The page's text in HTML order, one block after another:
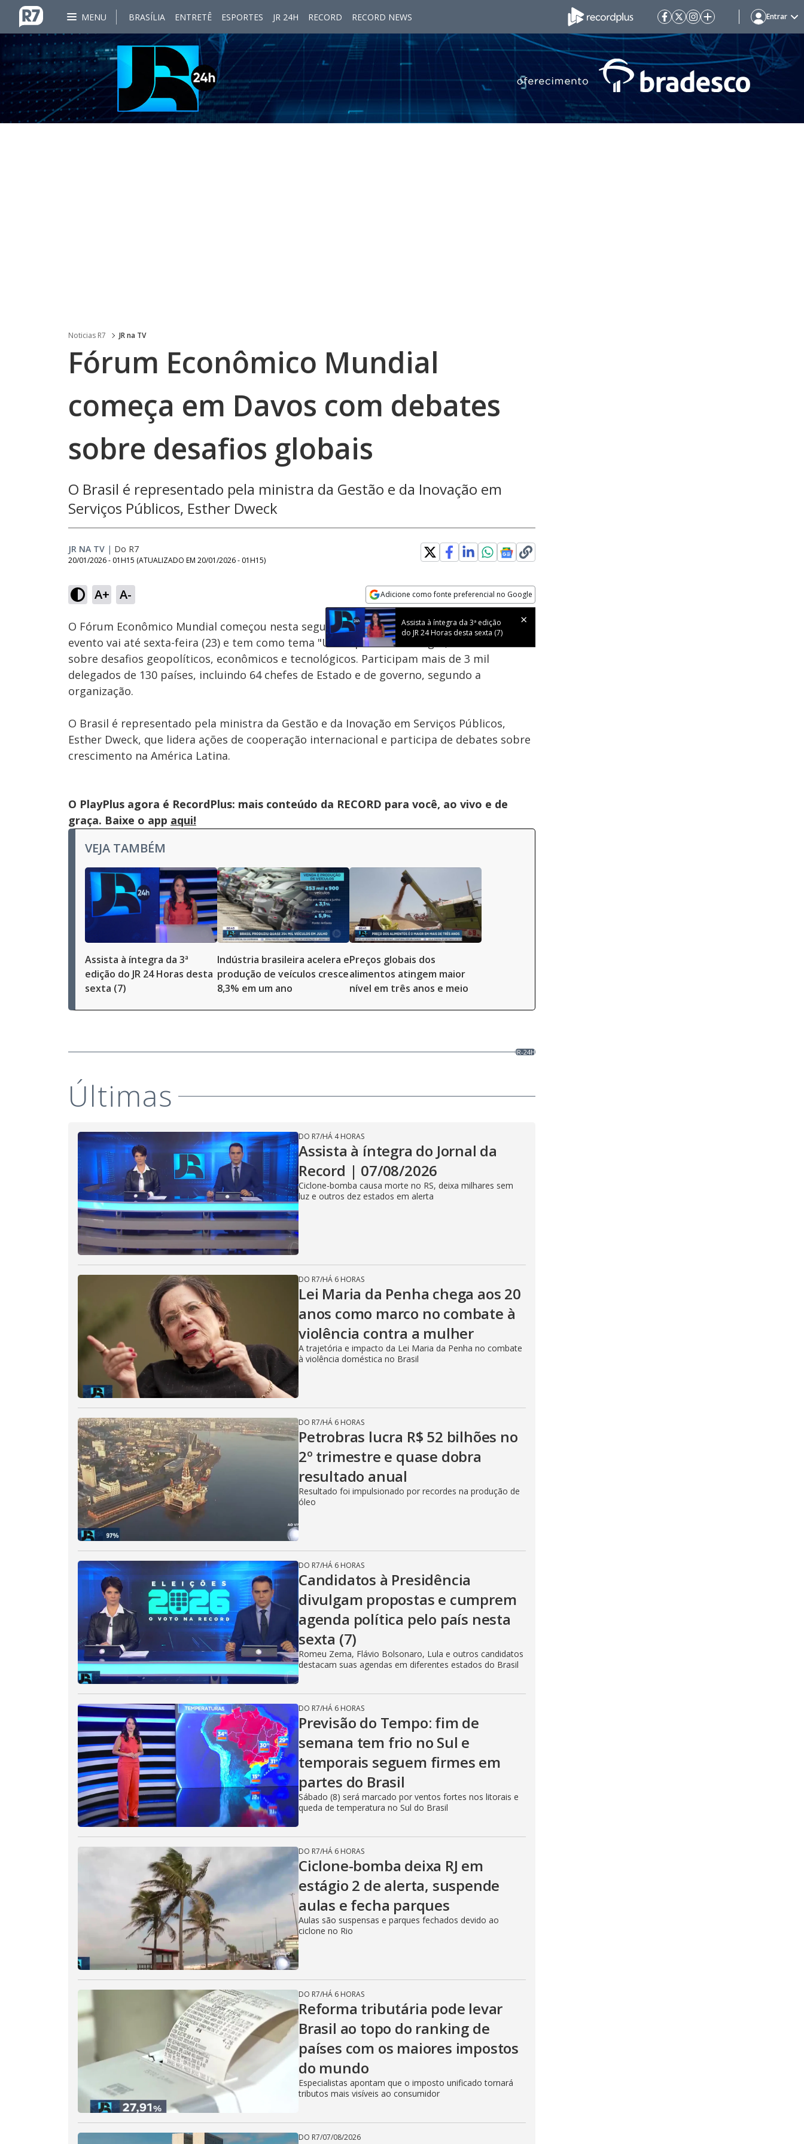
MENU BRASÍLIA ENTRETÊ ESPORTES JR 24H RECORD RECORD NEWS Entrar
Noticias R7 JR na TV
Fórum Econômico Mundial
começa em Davos com debates
sobre desafios globais
O Brasil é representado pela ministra da Gestão e da Inovação em
Serviços Públicos, Esther Dweck
JR NA TV | Do R7
20/01/2026 - 01H15 (ATUALIZADO EM 20/01/2026 - 01H15)
A+ A- Adicione como fonte preferencial no Google
Opens in new window
Assista à íntegra da 3ª edição
do JR 24 Horas desta sexta (7)
Ativar
Som
Velocidade
O Fórum Econômico Mundial começou nesta segunda-feira (19) em Davos, na Suíça. O
evento vai até sexta-feira (23) e tem como tema "Um espírito de diálogo", com debates
sobre desafios geopolíticos, econômicos e tecnológicos. Participam mais de 3 mil
delegados de 130 países, incluindo 64 chefes de Estado e de governo, segundo a
organização.
O Brasil é representado pela ministra da Gestão e da Inovação em Serviços Públicos,
Esther Dweck, que lidera ações de cooperação internacional e participa de debates sobre
crescimento na América Latina.
O PlayPlus agora é RecordPlus: mais conteúdo da RECORD para você, ao vivo e de
graça. Baixe o app aqui!
VEJA TAMBÉM
Assista à íntegra da 3ª
edição do JR 24 Horas desta
sexta (7)
Indústria brasileira acelera e
produção de veículos cresce
8,3% em um ano
Preços globais dos
alimentos atingem maior
nível em três anos e meio
JR-24H
Últimas
DO R7/HÁ 4 HORAS
Assista à íntegra do Jornal da
Record | 07/08/2026
Ciclone-bomba causa morte no RS, deixa milhares sem
luz e outros dez estados em alerta
DO R7/HÁ 6 HORAS
Lei Maria da Penha chega aos 20
anos como marco no combate à
violência contra a mulher
A trajetória e impacto da Lei Maria da Penha no combate
à violência doméstica no Brasil
DO R7/HÁ 6 HORAS
Petrobras lucra R$ 52 bilhões no
2º trimestre e quase dobra
resultado anual
Resultado foi impulsionado por recordes na produção de
óleo
DO R7/HÁ 6 HORAS
Candidatos à Presidência
divulgam propostas e cumprem
agenda política pelo país nesta
sexta (7)
Romeu Zema, Flávio Bolsonaro, Lula e outros candidatos
destacam suas agendas em diferentes estados do Brasil
DO R7/HÁ 6 HORAS
Previsão do Tempo: fim de
semana tem frio no Sul e
temporais seguem firmes em
partes do Brasil
Sábado (8) será marcado por ventos fortes nos litorais e
queda de temperatura no Sul do Brasil
DO R7/HÁ 6 HORAS
Ciclone-bomba deixa RJ em
estágio 2 de alerta, suspende
aulas e fecha parques
Aulas são suspensas e parques fechados devido ao
ciclone no Rio
DO R7/HÁ 6 HORAS
Reforma tributária pode levar
Brasil ao topo do ranking de
países com os maiores impostos
do mundo
Especialistas apontam que o imposto unificado tornará
tributos mais visíveis ao consumidor
DO R7/07/08/2026